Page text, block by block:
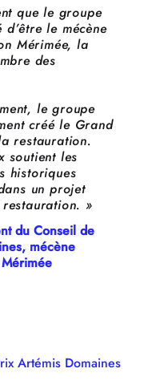
que le groupe
le mécène
Mérimée, la
des
le groupe
créé le Grand
restauration.
soutient les
historiques
un projet
»
du Conseil de
mécène
Artémis Domaines